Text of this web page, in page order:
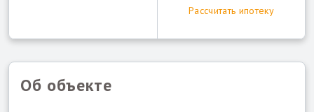
Рассчитать ипотеку
Об объекте